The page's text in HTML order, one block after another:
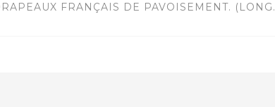
FRANÇAIS DE PAVOISEMENT. (LONG.